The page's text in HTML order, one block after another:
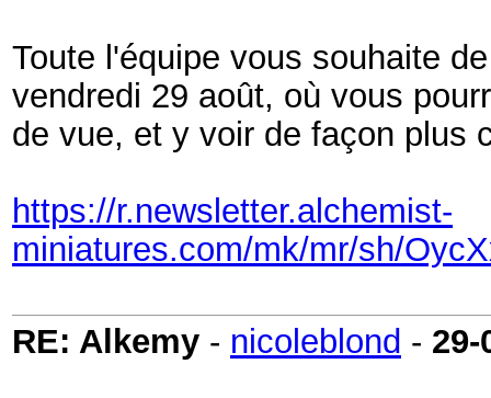
Toute l'équipe vous souhaite
vendredi 29 août, où vous
de vue, et y voir de façon plus
https://r.newsletter.alchemist-
miniatures.com/mk/mr/sh/
RE: Alkemy - nicoleblond - 29-